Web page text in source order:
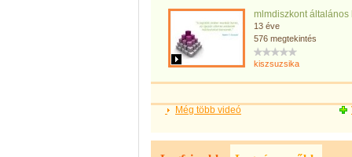
mlmdiszkont általános
13 éve
576 megtekintés
kiszsuzsika
Még több videó